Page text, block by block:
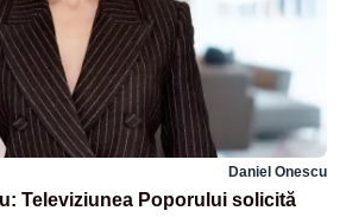
Daniel Onescu
Televiziunea Poporului solicită